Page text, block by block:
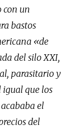
con un
bastos
«de
del silo XXI,
parasitario y
que los
el
del